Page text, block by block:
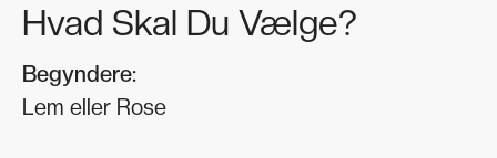
Hvad Skal Du Vælge?
Begyndere:
Lem eller Rose